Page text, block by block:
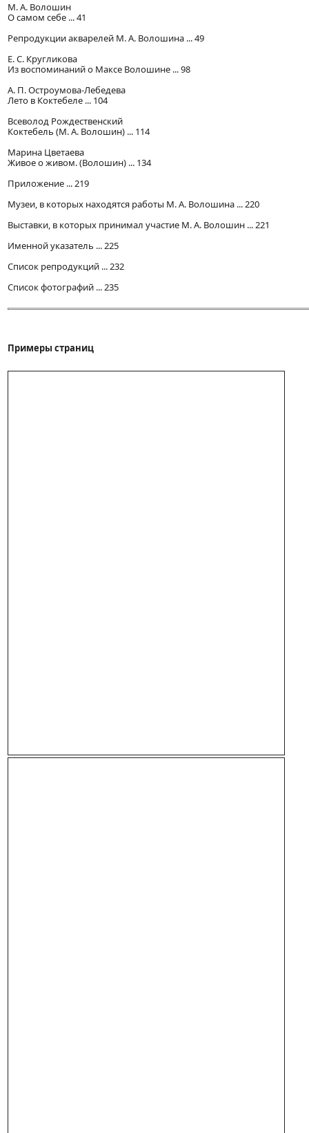
М. А. Волошин
О самом себе ... 41
Репродукции акварелей М. А. Волошина ... 49
Е. С. Кругликова
Из воспоминаний о Максе Волошине ... 98
А. П. Остроумова-Лебедева
Лето в Коктебеле ... 104
Всеволод Рождественский
Коктебель (М. А. Волошин) ... 114
Марина Цветаева
Живое о живом. (Волошин) ... 134
Приложение ... 219
Музеи, в которых находятся работы М. А. Волошина ... 220
Выставки, в которых принимал участие М. А. Волошин ... 221
Именной указатель ... 225
Список репродукций ... 232
Список фотографий ... 235
Примеры страниц